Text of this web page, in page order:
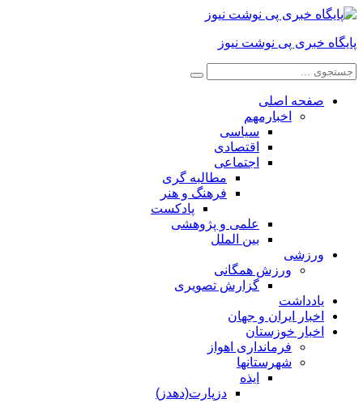
پایگاه خبری پی نوشت نیوز
صفحه اصلی
اخبارمهم
سیاسی
اقتصادی
اجتماعی
مطالبه گری
فرهنگ و هنر
پادکست
علمی و پژوهشی
بین الملل
ورزشی
ورزش همگانی
گزارش تصویری
یادداشت
اخبار ایران و جهان
اخبار خوزستان
فرمانداری اهواز
شهرستانها
ایذه
دزپارت(دهدز)